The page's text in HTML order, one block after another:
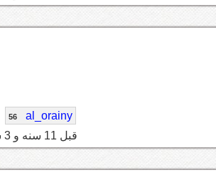
al_orainy
56
قبل 11 سنه و 3 شهر